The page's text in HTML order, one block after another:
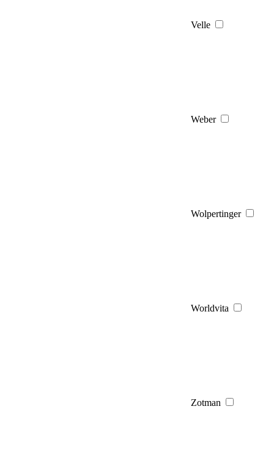
Velle
Weber
Wolpertinger
Worldvita
Zotman